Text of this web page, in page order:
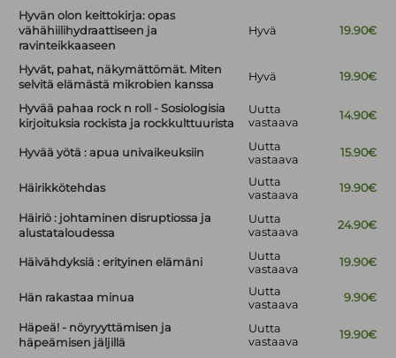
Hyvän olon keittokirja: opas
vähähiilihydraattiseen ja
ravinteikkaaseen
Hyvä 19.90€
Hyvät, pahat, näkymättömät. Miten
selvitä elämästä mikrobien kanssa
Hyvä 19.90€
Hyvää pahaa rock n roll - Sosiologisia
kirjoituksia rockista ja rockkulttuurista
Uutta
vastaava
14.90€
Hyvää yötä : apua univaikeuksiin
Uutta
vastaava
15.90€
Häirikkötehdas
Uutta
vastaava
19.90€
Häiriö : johtaminen disruptiossa ja
alustataloudessa
Uutta
vastaava
24.90€
Häivähdyksiä : erityinen elämäni
Uutta
vastaava
19.90€
Hän rakastaa minua
Uutta
vastaava
9.90€
Häpeä! - nöyryyttämisen ja
häpeämisen jäljillä
Uutta
vastaava
19.90€